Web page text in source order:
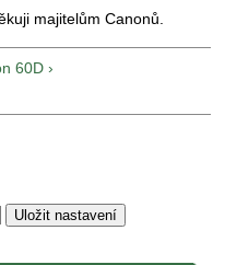
majitelům Canonů.
60D ›